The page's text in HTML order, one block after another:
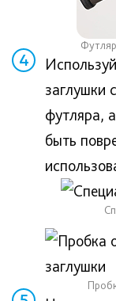
4
заглушки
футляра,
быть